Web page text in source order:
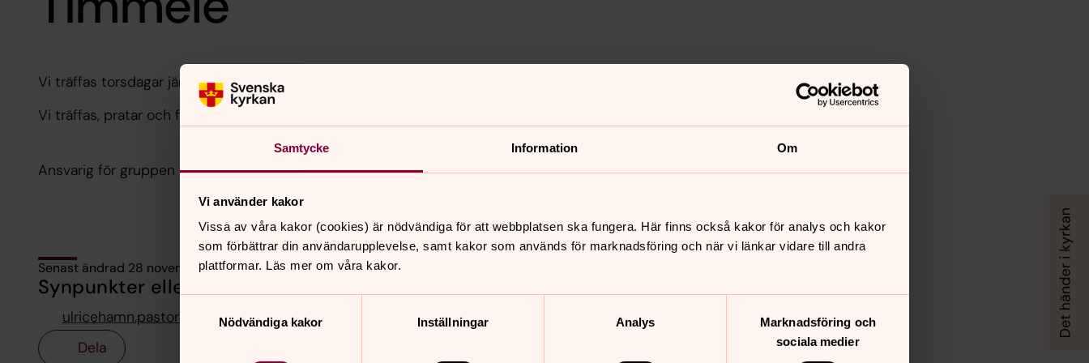
Samtycke Information Om
Vi använder kakor
Vissa av våra kakor (cookies) är nödvändiga för att webbplatsen ska fungera. Här finns också kakor för analys och kakor
som förbättrar din användarupplevelse, samt kakor som används för marknadsföring och när vi länkar vidare till andra
plattformar. Läs mer om våra kakor.
Nödvändiga kakor
Inställningar Analys
Marknadsföring och
sociala medier
Vi träffas torsdagar jämn vecka mellan kl 15:00 - 17:00.
Vi träffas, pratar och fikar och planerar för aktiviteter i församlingshemmet.
Ansvarig för gruppen är Anders Nilsson, präst.
Senast ändrad 28 november 2025
Synpunkter eller frågor på sidans innehåll?
ulricehamn.pastorat@svenskakyrkan.se
Dela